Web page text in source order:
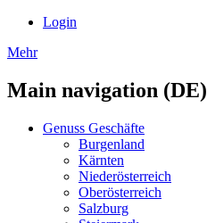
Login
Mehr
Main navigation (DE)
Genuss Geschäfte
Burgenland
Kärnten
Niederösterreich
Oberösterreich
Salzburg